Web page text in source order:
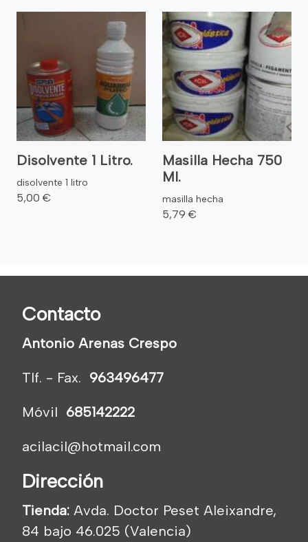
Disolvente 1 Litro.
disolvente 1 litro
5,00 €
Masilla Hecha 750
Ml.
masilla hecha
5,79 €
Contacto
Antonio Arenas Crespo
Tlf. - Fax. 963496477
Móvil 685142222
acilacil@hotmail.com
Dirección
Tienda: Avda. Doctor Peset Aleixandre,
84 bajo 46.025 (Valencia)